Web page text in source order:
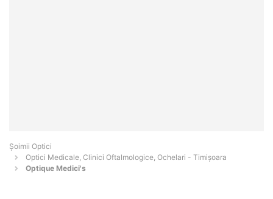
Șoimii Optici
Optici Medicale, Clinici Oftalmologice, Ochelari - Timişoara
Optique Medici's